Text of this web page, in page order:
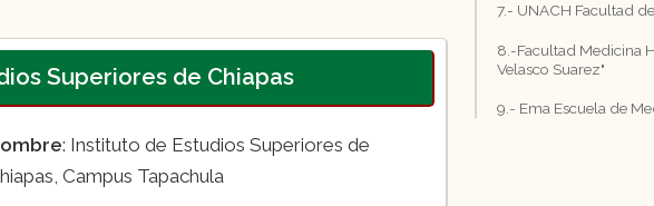
7.- UNACH Facultad
8.-Facultad Medicina
Velasco Suarez"
9.- Ema Escuela de
Superiores de Chiapas
: Instituto de Estudios Superiores de
Campus Tapachula